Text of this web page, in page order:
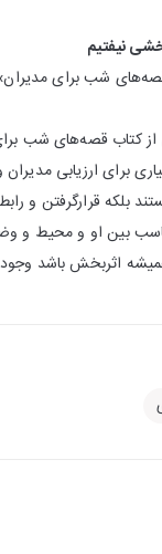
نیفتیم
شب برای مدیران»
كتاب قصه‌های شب
برای ارزیابی
بلكه قرارگرفتن و
بین او و محیط و
اثربخش باشد